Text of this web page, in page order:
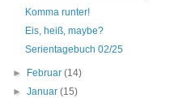
Komma runter!
Eis, heiß, maybe?
Serientagebuch 02/25
► Februar(14)
►Januar(15)